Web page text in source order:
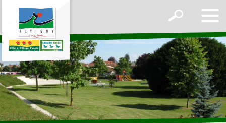
le
Afficher
formulaire
de
recherche